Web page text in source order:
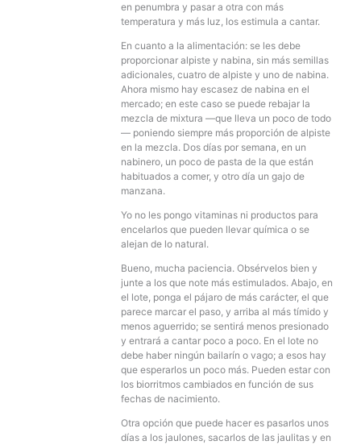
en penumbra y pasar a otra con más
temperatura y más luz, los estimula a cantar.
En cuanto a la alimentación: se les debe
proporcionar alpiste y nabina, sin más semillas
adicionales, cuatro de alpiste y uno de nabina.
Ahora mismo hay escasez de nabina en el
mercado; en este caso se puede rebajar la
mezcla de mixtura —que lleva un poco de todo
— poniendo siempre más proporción de alpiste
en la mezcla. Dos días por semana, en un
nabinero, un poco de pasta de la que están
habituados a comer, y otro día un gajo de
manzana.
Yo no les pongo vitaminas ni productos para
encelarlos que pueden llevar química o se
alejan de lo natural.
Bueno, mucha paciencia. Obsérvelos bien y
junte a los que note más estimulados. Abajo, en
el lote, ponga el pájaro de más carácter, el que
parece marcar el paso, y arriba al más tímido y
menos aguerrido; se sentirá menos presionado
y entrará a cantar poco a poco. En el lote no
debe haber ningún bailarín o vago; a esos hay
que esperarlos un poco más. Pueden estar con
los biorritmos cambiados en función de sus
fechas de nacimiento.
Otra opción que puede hacer es pasarlos unos
días a los jaulones, sacarlos de las jaulitas y en